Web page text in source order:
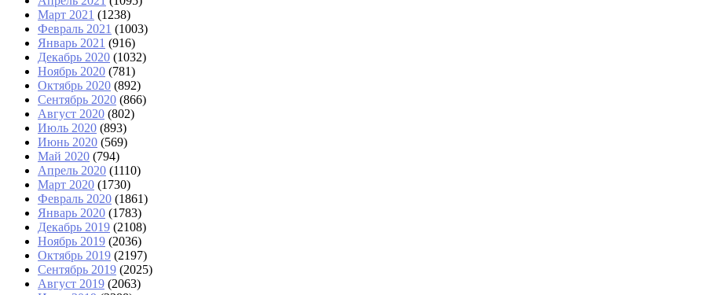
Март 2021 (1238)
Февраль 2021 (1003)
Январь 2021 (916)
Декабрь 2020 (1032)
Ноябрь 2020 (781)
Октябрь 2020 (892)
Сентябрь 2020 (866)
Август 2020 (802)
Июль 2020 (893)
Июнь 2020 (569)
Май 2020 (794)
Апрель 2020 (1110)
Март 2020 (1730)
Февраль 2020 (1861)
Январь 2020 (1783)
Декабрь 2019 (2108)
Ноябрь 2019 (2036)
Октябрь 2019 (2197)
Сентябрь 2019 (2025)
Август 2019 (2063)